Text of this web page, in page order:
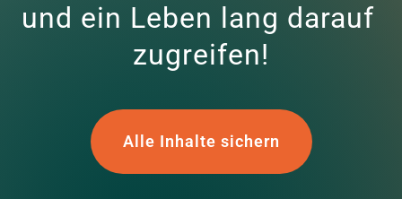
und ein Leben lang darauf
zugreifen!
Alle Inhalte sichern